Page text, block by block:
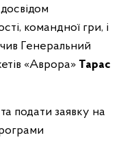
командної гри, і
Генеральний
«Аврора» Тарас
подати заявку на